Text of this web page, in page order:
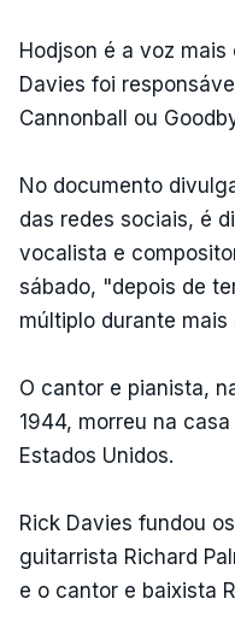
Hodjson é a voz
Davies foi
Cannonball ou
No documento
das redes sociais, é
vocalista e
sábado, "depois de
múltiplo durante mais
O cantor e pianista,
1944, morreu na
Estados Unidos.
Rick Davies fundou
guitarrista Richard
e o cantor e baixista